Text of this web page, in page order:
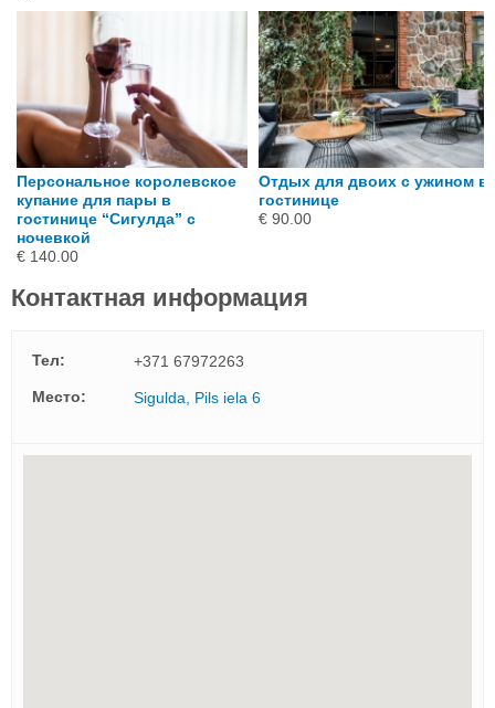
Персональное королевское
купание для пары в
гостинице “Сигулда” с
ночевкой
€ 140.00
Отдых для двоих с ужином в
гостинице
€ 90.00
Контактная информация
Тел:
+371 67972263
Mесто:
Sigulda, Pils iela 6